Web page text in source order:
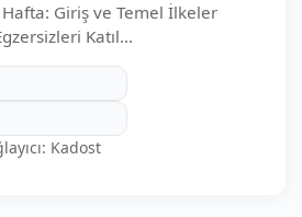
Hafta: Giriş ve Temel İlkeler
Katıl...
Kadost